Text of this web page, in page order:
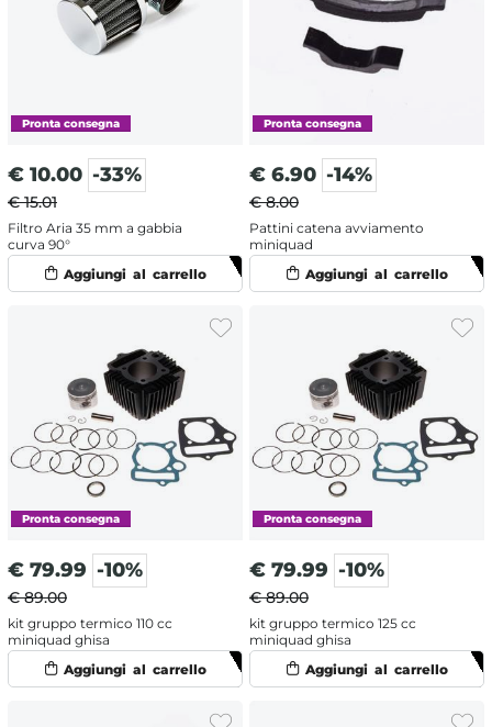
€ 10.00 -33%
€ 15.01
Filtro Aria 35 mm a gabbia
curva 90°
€ 6.90 -14%
€ 8.00
Pattini catena avviamento
miniquad
€ 79.99 -10%
€ 89.00
kit gruppo termico 110 cc
miniquad ghisa
€ 79.99 -10%
€ 89.00
kit gruppo termico 125 cc
miniquad ghisa